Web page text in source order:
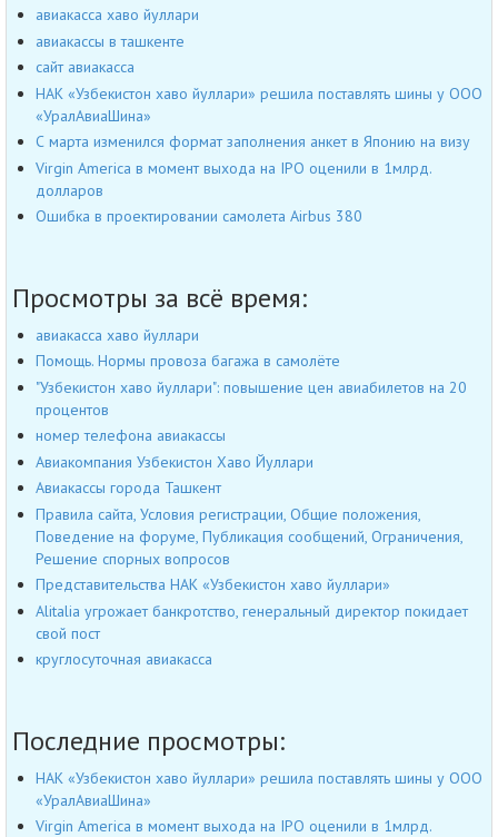
авиакасса хаво йуллари
авиакассы в ташкенте
сайт авиакасса
НАК «Узбекистон хаво йуллари» решила поставлять шины у ООО
«УралАвиаШина»
С марта изменился формат заполнения анкет в Японию на визу
Virgin America в момент выхода на IPO оценили в 1млрд.
долларов
Ошибка в проектировании самолета Airbus 380
Просмотры за всё время:
авиакасса хаво йуллари
Помощь. Нормы провоза багажа в самолёте
"Узбекистон хаво йуллари": повышение цен авиабилетов на 20
процентов
номер телефона авиакассы
Авиакомпания Узбекистон Хаво Йуллари
Авиакассы города Ташкент
Правила сайта, Условия регистрации, Общие положения,
Поведение на форуме, Публикация сообщений, Ограничения,
Решение спорных вопросов
Представительства НАК «Узбекистон хаво йуллари»
Alitalia угрожает банкротство, генеральный директор покидает
свой пост
круглосуточная авиакасса
Последние просмотры:
НАК «Узбекистон хаво йуллари» решила поставлять шины у ООО
«УралАвиаШина»
Virgin America в момент выхода на IPO оценили в 1млрд.